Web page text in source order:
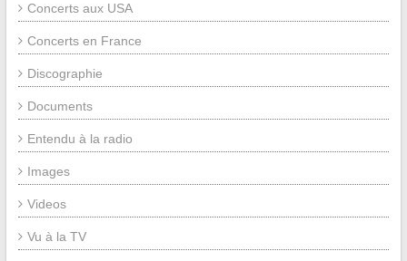
Concerts aux USA
Concerts en France
Discographie
Documents
Entendu à la radio
Images
Videos
Vu à la TV